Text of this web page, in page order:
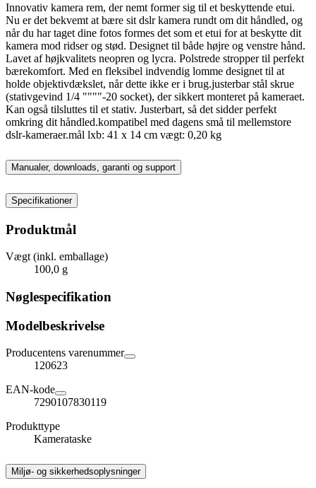
Innovativ kamera rem, der nemt former sig til et beskyttende etui.
Nu er det bekvemt at bære sit dslr kamera rundt om dit håndled, og
når du har taget dine fotos formes det som et etui for at beskytte dit
kamera mod ridser og stød. Designet til både højre og venstre hånd.
Lavet af højkvalitets neopren og lycra. Polstrede stropper til perfekt
bærekomfort. Med en fleksibel indvendig lomme designet til at
holde objektivdækslet, når dette ikke er i brug.justerbar stål skrue
(stativgevind 1/4 """"-20 socket), der sikkert monteret på kameraet.
Kan også tilsluttes til et stativ. Justerbart, så det sidder perfekt
omkring dit håndled.kompatibel med dagens små til mellemstore
dslr-kameraer.mål lxb: 41 x 14 cm vægt: 0,20 kg
Manualer, downloads, garanti og support
Specifikationer
Produktmål
Vægt (inkl. emballage)
100,0 g
Nøglespecifikation
Modelbeskrivelse
Producentens varenummer
120623
EAN-kode
7290107830119
Produkttype
Kamerataske
Miljø- og sikkerhedsoplysninger